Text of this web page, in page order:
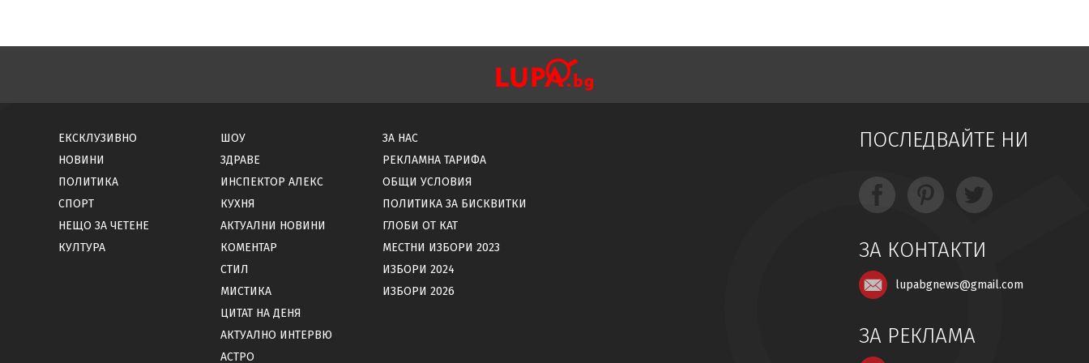
ЕКСКЛУЗИВНО
НОВИНИ
ПОЛИТИКА
СПОРТ
НЕЩО ЗА ЧЕТЕНЕ
КУЛТУРА
ШОУ
ЗДРАВЕ
ИНСПЕКТОР АЛЕКС
КУХНЯ
АКТУАЛНИ НОВИНИ
КОМЕНТАР
СТИЛ
МИСТИКА
ЦИТАТ НА ДЕНЯ
АКТУАЛНО ИНТЕРВЮ
АСТРО
ЗА НАС
РЕКЛАМНА ТАРИФА
ОБЩИ УСЛОВИЯ
ПОЛИТИКА ЗА БИСКВИТКИ
ГЛОБИ ОТ КАТ
МЕСТНИ ИЗБОРИ 2023
ИЗБОРИ 2024
ИЗБОРИ 2026
ПОСЛЕДВАЙТЕ НИ
ЗА КОНТАКТИ
lupabgnews@gmail.com
ЗА РЕКЛАМА